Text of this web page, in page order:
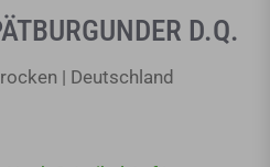
D.Q.
| Deutschland